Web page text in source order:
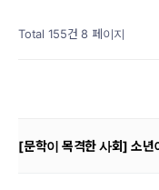
Total 155건 8 페이지
[문학이 목격한 사회] 소년